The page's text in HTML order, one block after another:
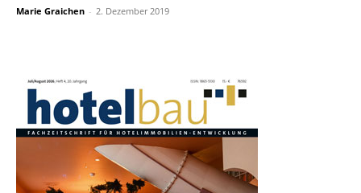
Marie Graichen - 2. Dezember 2019